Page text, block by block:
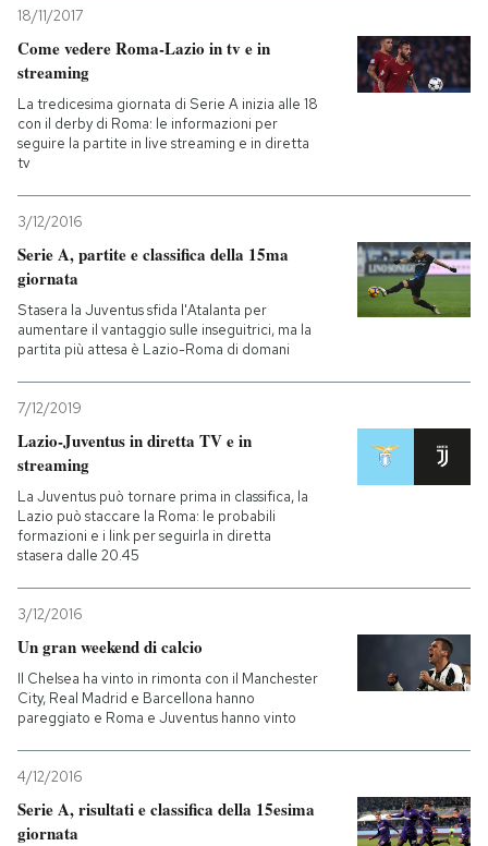
18/11/2017
Come vedere Roma-Lazio in tv e in
streaming
La tredicesima giornata di Serie A inizia alle 18
con il derby di Roma: le informazioni per
seguire la partite in live streaming e in diretta
tv
3/12/2016
Serie A, partite e classifica della 15ma
giornata
Stasera la Juventus sfida l'Atalanta per
aumentare il vantaggio sulle inseguitrici, ma la
partita più attesa è Lazio-Roma di domani
7/12/2019
Lazio-Juventus in diretta TV e in
streaming
La Juventus può tornare prima in classifica, la
Lazio può staccare la Roma: le probabili
formazioni e i link per seguirla in diretta
stasera dalle 20.45
3/12/2016
Un gran weekend di calcio
Il Chelsea ha vinto in rimonta con il Manchester
City, Real Madrid e Barcellona hanno
pareggiato e Roma e Juventus hanno vinto
4/12/2016
Serie A, risultati e classifica della 15esima
giornata